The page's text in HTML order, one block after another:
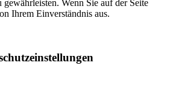
Wenn Sie auf der Seite
Ihrem Einverständnis aus.